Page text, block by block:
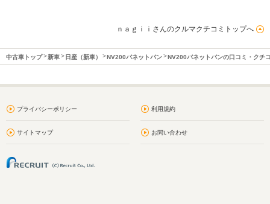
ｎａｇｉｉさんのクルマクチコミトップへ
中古車トップ 新車 日産（新車） NV200バネットバン NV200バネットバンの口コミ・クチ
プライバシーポリシー 利用規約
サイトマップ お問い合わせ